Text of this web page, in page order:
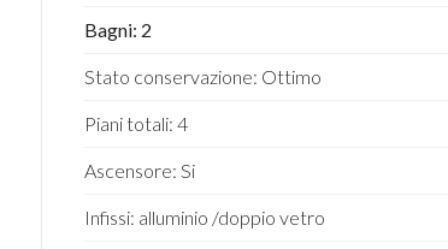
Bagni: 2
Stato conservazione: Ottimo
Piani totali: 4
Ascensore: Si
Infissi: alluminio /doppio vetro